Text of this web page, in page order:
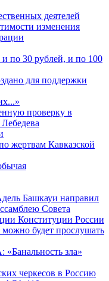
деятелей
изменения
по 30 рублей, и по 100
для поддержки
проверку в
жертвам Кавказской
Башкауи направил
Совета
Конституции России
будет прослушать
зла»
черкесов в Россию